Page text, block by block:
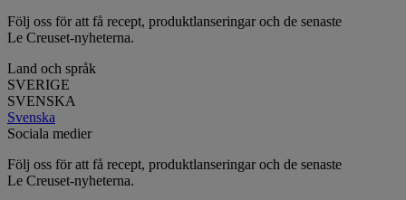
Följ oss för att få recept, produktlanseringar och de senaste
Le Creuset-nyheterna.
Land och språk
SVERIGE
SVENSKA
Svenska
Sociala medier
Följ oss för att få recept, produktlanseringar och de senaste
Le Creuset-nyheterna.